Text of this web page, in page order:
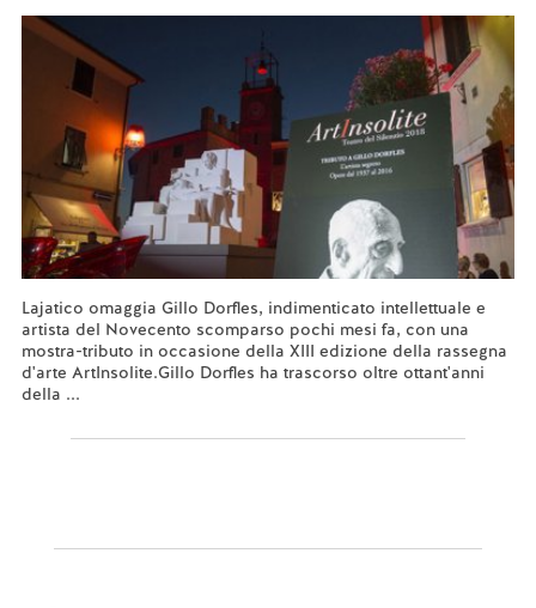
Lajatico omaggia Gillo Dorfles, indimenticato intellettuale e
artista del Novecento scomparso pochi mesi fa, con una
mostra-tributo in occasione della XIII edizione della rassegna
d'arte ArtInsolite.Gillo Dorfles ha trascorso oltre ottant'anni
della ...